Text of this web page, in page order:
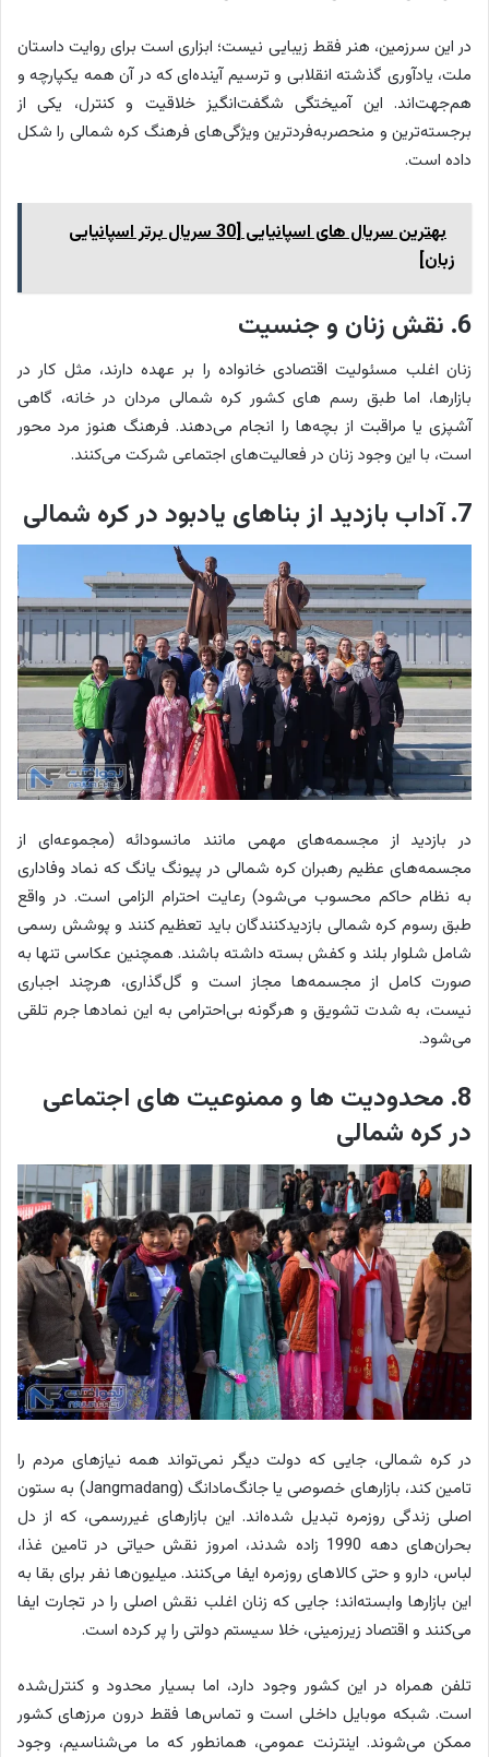
در این سرزمین، هنر فقط زیبایی نیست؛ ابزاری است برای روایت داستان
ملت، یادآوری گذشته انقلابی و ترسیم آینده‌ای که در آن همه یکپارچه و
هم‌جهت‌اند. این آمیختگی شگفت‌انگیز خلاقیت و کنترل، یکی از
برجسته‌ترین و منحصربه‌فردترین ویژگی‌های فرهنگ کره شمالی را شکل
داده است.
بهترین سریال های اسپانیایی [30 سریال برتر اسپانیایی
زبان]
6. نقش زنان و جنسیت
زنان اغلب مسئولیت اقتصادی خانواده را بر عهده دارند، مثل کار در
بازارها، اما طبق رسم های کشور کره شمالی مردان در خانه، گاهی
آشپزی یا مراقبت از بچه‌ها را انجام می‌دهند. فرهنگ هنوز مرد محور
است، با این وجود زنان در فعالیت‌های اجتماعی شرکت می‌کنند.
7. آداب بازدید از بناهای یادبود در کره شمالی
در بازدید از مجسمه‌های مهمی مانند مانسودائه (مجموعه‌ای از
مجسمه‌های عظیم رهبران کره شمالی در پیونگ یانگ که نماد وفاداری
به نظام حاکم محسوب می‌شود) رعایت احترام الزامی است. در واقع
طبق رسوم کره شمالی بازدیدکنندگان باید تعظیم کنند و پوشش رسمی
شامل شلوار بلند و کفش بسته داشته باشند. همچنین عکاسی تنها به
صورت کامل از مجسمه‌ها مجاز است و گل‌گذاری، هرچند اجباری
نیست، به شدت تشویق و هرگونه بی‌احترامی به این نمادها جرم تلقی
می‌شود.
8. محدودیت ها و ممنوعیت ‌های اجتماعی
در کره شمالی
در کره شمالی، جایی که دولت دیگر نمی‌تواند همه نیازهای مردم را
تامین کند، بازارهای خصوصی یا جانگ‌مادانگ (Jangmadang) به ستون
اصلی زندگی روزمره تبدیل شده‌اند. این بازارهای غیررسمی، که از دل
بحران‌های دهه 1990 زاده شدند، امروز نقش حیاتی در تامین غذا،
لباس، دارو و حتی کالاهای روزمره ایفا می‌کنند. میلیون‌ها نفر برای بقا به
این بازارها وابسته‌اند؛ جایی که زنان اغلب نقش اصلی را در تجارت ایفا
می‌کنند و اقتصاد زیرزمینی، خلا سیستم دولتی را پر کرده است.
تلفن همراه در این کشور وجود دارد، اما بسیار محدود و کنترل‌شده
است. شبکه موبایل داخلی است و تماس‌ها فقط درون مرزهای کشور
ممکن می‌شوند. اینترنت عمومی، همانطور که ما می‌شناسیم، وجود